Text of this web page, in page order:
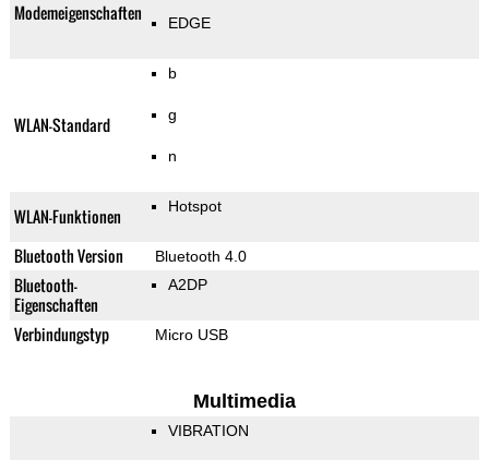
Modemeigenschaften EDGE
WLAN-Standard
b
g
n
WLAN-Funktionen Hotspot
Bluetooth Version Bluetooth 4.0
Bluetooth-
Eigenschaften
A2DP
Verbindungstyp Micro USB
Multimedia
VIBRATION